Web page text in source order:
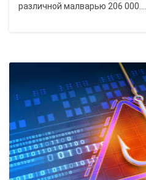
различной малварью 206 000…...